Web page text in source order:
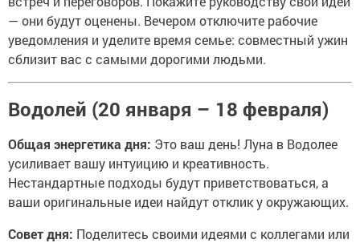
— они будут оценены. Вечером отключите рабочие
уведомления и уделите время семье: совместный ужин
сблизит вас с самыми дорогими людьми.
Водолей (20 января – 18 февраля)
Общая энергетика дня: Это ваш день! Луна в Водолее
усиливает вашу интуицию и креативность.
Нестандартные подходы будут приветствоваться, а
ваши оригинальные идеи найдут отклик у окружающих.
Совет дня: Поделитесь своими идеями с коллегами или